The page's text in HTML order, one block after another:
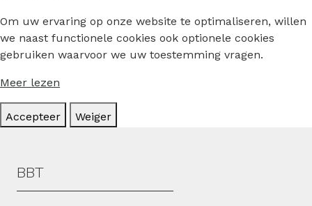
Om uw ervaring op onze website te optimaliseren, willen
we naast functionele cookies ook optionele cookies
gebruiken waarvoor we uw toestemming vragen.
Meer lezen
Accepteer Weiger
Hoofdmenu
BBT